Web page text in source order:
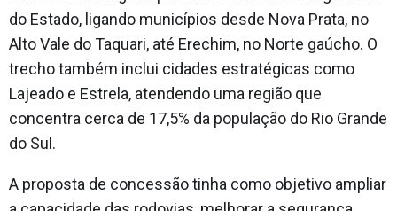
do Estado, ligando municípios desde Nova Prata, no
Alto Vale do Taquari, até Erechim, no Norte gaúcho. O
trecho também inclui cidades estratégicas como
Lajeado e Estrela, atendendo uma região que
concentra cerca de 17,5% da população do Rio Grande
do Sul.
A proposta de concessão tinha como objetivo ampliar